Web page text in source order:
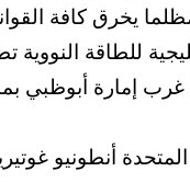
يخرق كافة
للطاقة النووية
إمارة أبوظبي
المتحدة أنطونيو